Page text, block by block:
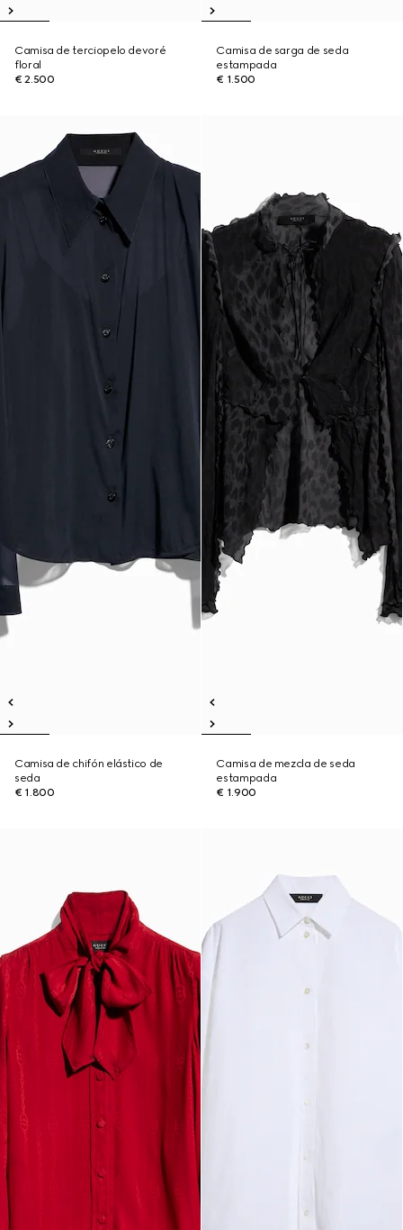
Camisa de terciopelo devoré
floral
€ 2.500
Camisa de sarga de seda
estampada
€ 1.500
Camisa de chifón elástico de
seda
€ 1.800
Camisa de mezcla de seda
estampada
€ 1.900